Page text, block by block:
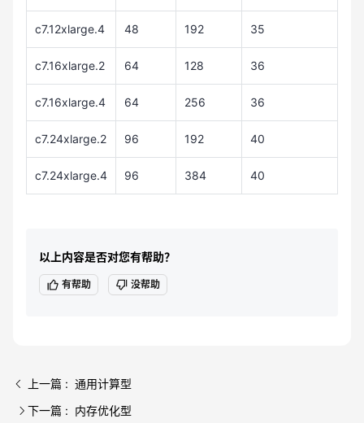
c7.12xlarge.4 48 192 35
c7.16xlarge.2 64 128 36
c7.16xlarge.4 64 256 36
c7.24xlarge.2 96 192 40
c7.24xlarge.4 96 384 40
以上内容是否对您有帮助？
有帮助 没帮助
上一篇 : 通用计算型
下一篇 : 内存优化型